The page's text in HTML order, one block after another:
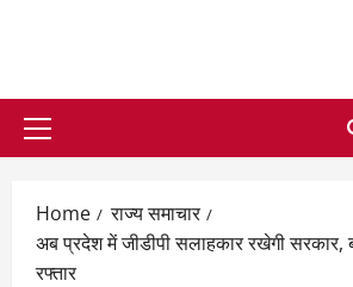
Primary
Home
राज्य समाचार
अब प्रदेश में जीडीपी सलाहकार रखेगी सरकार,
रफ्तार